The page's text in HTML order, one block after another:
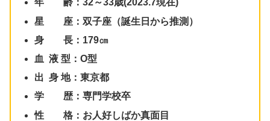
年 齢：32～33歳(2023.7現在)
星 座：双子座（誕生日から推測）
身 長：179㎝
血 液 型：O型
出 身 地：東京都
学 歴：専門学校卒
性 格：お人好しばか真面目